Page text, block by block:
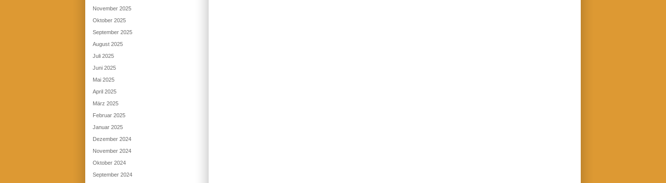
November 2025
Oktober 2025
September 2025
August 2025
Juli 2025
Juni 2025
Mai 2025
April 2025
März 2025
Februar 2025
Januar 2025
Dezember 2024
November 2024
Oktober 2024
September 2024